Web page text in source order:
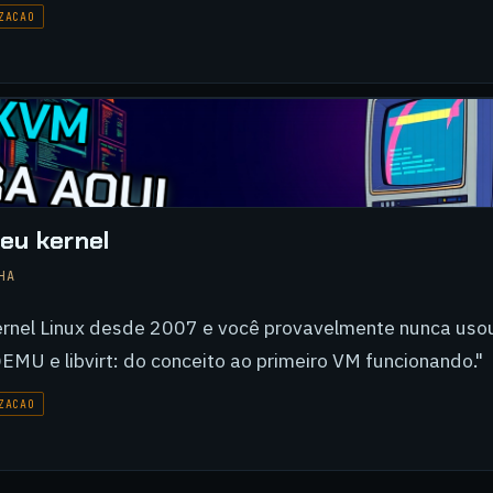
kernel
Linux desde 2007 e você provavelmente nunca
e libvirt: do conceito ao primeiro VM funcionando."